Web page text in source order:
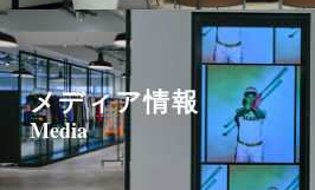
メディア情報
Media